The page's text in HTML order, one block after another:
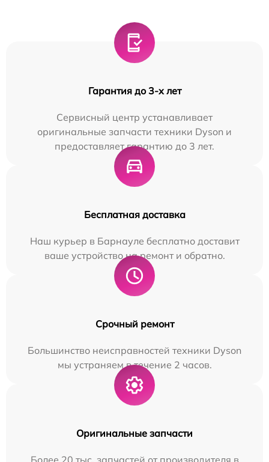
Гарантия до 3-х лет
Сервисный центр устанавливает
оригинальные запчасти техники Dyson и
предоставляет гарантию до 3 лет.
Бесплатная доставка
Наш курьер в Барнауле бесплатно доставит
ваше устройство на ремонт и обратно.
Срочный ремонт
Большинство неисправностей техники Dyson
мы устраняем в течение 2 часов.
Оригинальные запчасти